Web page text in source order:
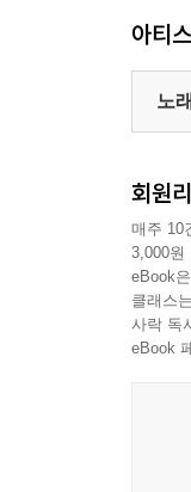
아티
노
회원
매주 10
3,000원
eBook
클래스
사락 독
eBook